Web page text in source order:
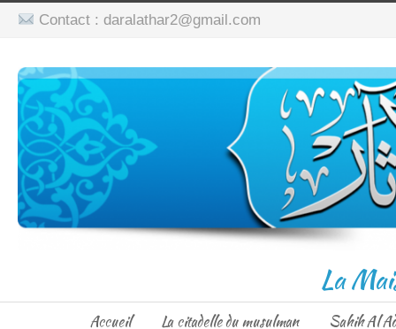
Contact : daralathar2@gmail.com
La
Accueil La citadelle du musulman Sahih Al